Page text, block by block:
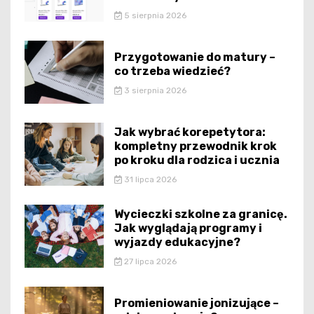
5 sierpnia 2026
Przygotowanie do matury –
co trzeba wiedzieć?
3 sierpnia 2026
Jak wybrać korepetytora:
kompletny przewodnik krok
po kroku dla rodzica i ucznia
31 lipca 2026
Wycieczki szkolne za granicę.
Jak wyglądają programy i
wyjazdy edukacyjne?
27 lipca 2026
Promieniowanie jonizujące –